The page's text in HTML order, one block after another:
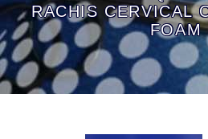
RACHIS CERVICAL
FOAM